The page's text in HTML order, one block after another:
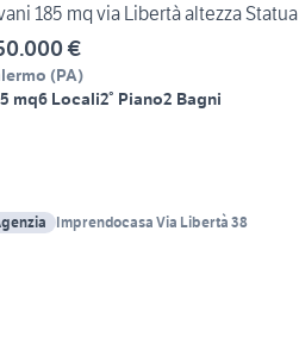
185 mq via Libertà altezza Statua
€
(PA)
mq6 Locali2° Piano2 Bagni
Imprendocasa Via Libertà 38